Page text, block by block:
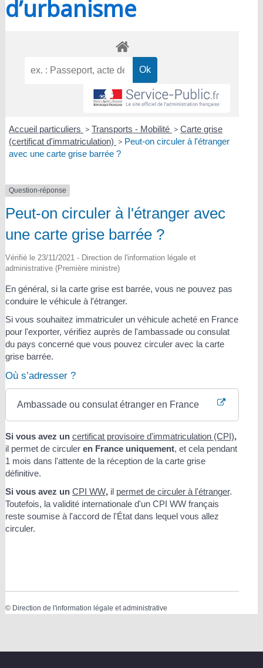
d’urbanisme
Accueil particuliers > Transports - Mobilité > Carte grise
(certificat d'immatriculation) > Peut-on circuler à l'étranger
avec une carte grise barrée ?
Question-réponse
Peut-on circuler à l'étranger avec
une carte grise barrée ?
Vérifié le 23/11/2021 - Direction de l'information légale et
administrative (Première ministre)
En général, si la carte grise est barrée, vous ne pouvez pas
conduire le véhicule à l'étranger.
Si vous souhaitez immatriculer un véhicule acheté en France
pour l'exporter, vérifiez auprès de l'ambassade ou consulat
du pays concerné que vous pouvez circuler avec la carte
grise barrée.
Où s’adresser ?
Ambassade ou consulat étranger en France
Si vous avez un certificat provisoire d'immatriculation (CPI),
il permet de circuler en France uniquement, et cela pendant
1 mois dans l'attente de la réception de la carte grise
définitive.
Si vous avez un CPI WW,il permet de circuler à l'étranger.
Toutefois, la validité internationale d'un CPI WW français
reste soumise à l'accord de l'État dans lequel vous allez
circuler.
© Direction de l'information légale et administrative